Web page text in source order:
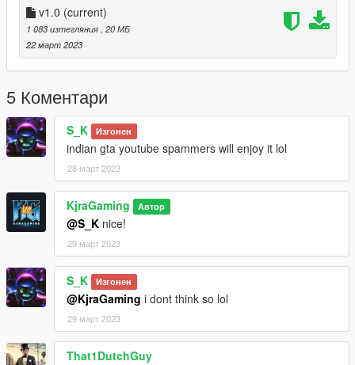
v1.0 (current)
1 083 изтегляния , 20 МБ
22 март 2023
5 Коментари
S_K Изгонен
indian gta youtube spammers will enjoy it lol
28 март 2023
KjraGaming Автор
@S_K nice!
29 март 2023
S_K Изгонен
@KjraGaming i dont think so lol
29 март 2023
That1DutchGuy